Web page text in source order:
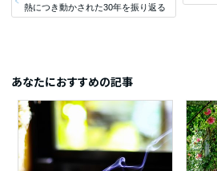
熱につき動かされた30年を振り返る
あなたにおすすめの記事